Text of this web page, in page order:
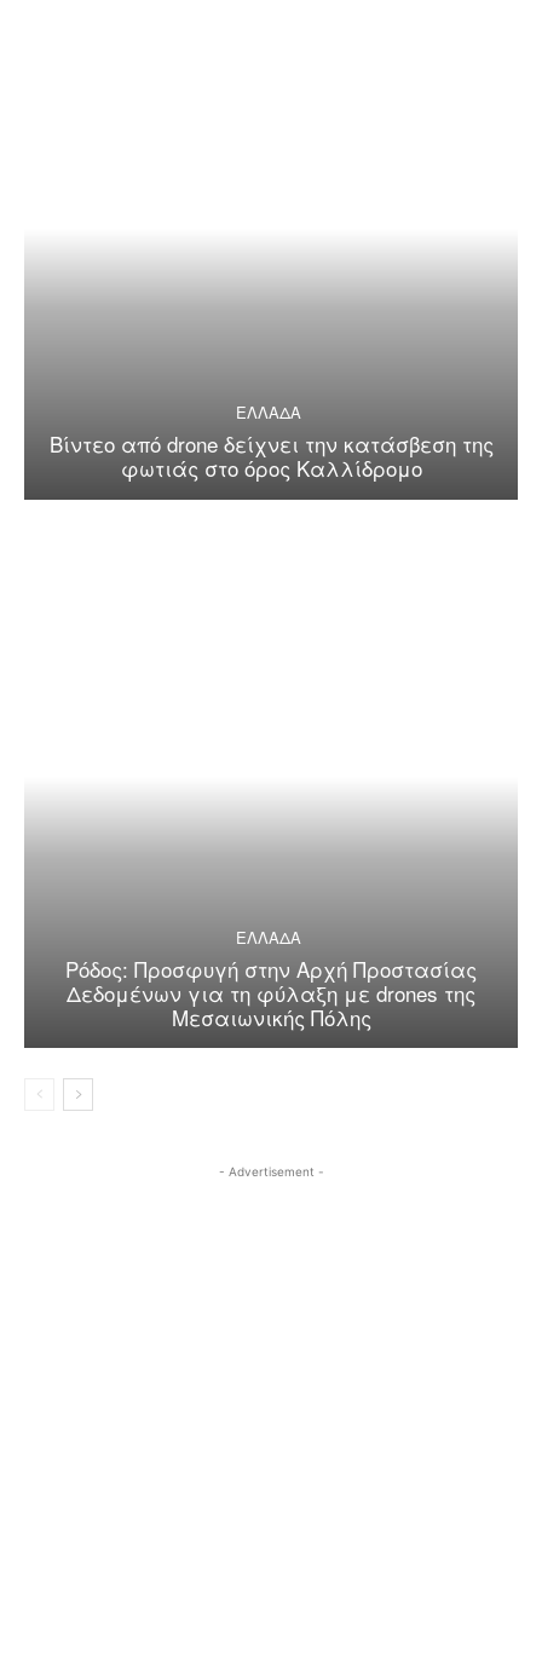
ΕΛΛΑΔΑ
Βίντεο από drone δείχνει την κατάσβεση της
φωτιάς στο όρος Καλλίδρομο
ΕΛΛΑΔΑ
Ρόδος: Προσφυγή στην Αρχή Προστασίας
Δεδομένων για τη φύλαξη με drones της
Μεσαιωνικής Πόλης
- Advertisement -